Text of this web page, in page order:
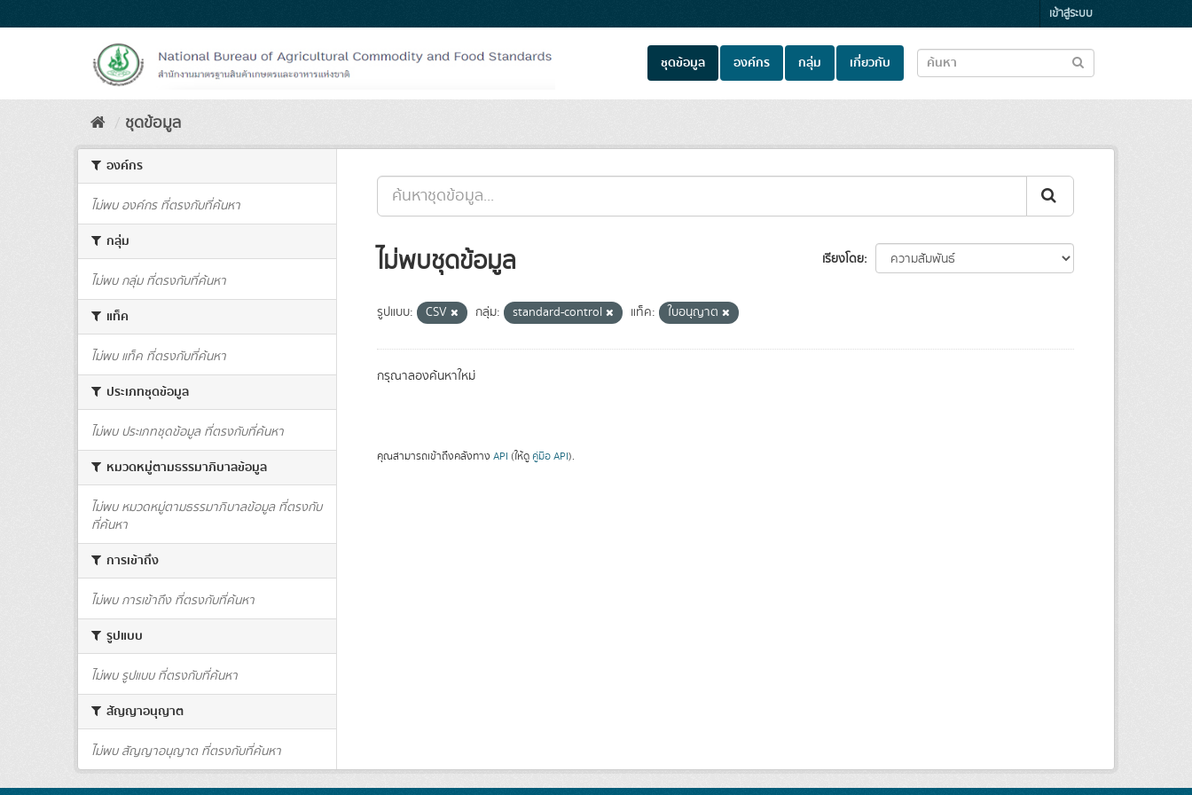
to
เข้าสู่ระบบ
ชุดข้อมูล องค์กร กลุ่ม เกี่ยวกับ
ชุดข้อมูล
องค์กร
ไม่พบ องค์กร ที่ตรงกับที่ค้นหา
กลุ่ม
ไม่พบ กลุ่ม ที่ตรงกับที่ค้นหา
แท็ค
ไม่พบ แท็ค ที่ตรงกับที่ค้นหา
ประเภทชุดข้อมูล
ไม่พบ ประเภทชุดข้อมูล ที่ตรงกับที่ค้นหา
หมวดหมู่ตามธรรมาภิบาลข้อมูล
ไม่พบ หมวดหมู่ตามธรรมาภิบาลข้อมูล ที่ตรงกับ
ที่ค้นหา
การเข้าถึง
ไม่พบ การเข้าถึง ที่ตรงกับที่ค้นหา
รูปแบบ
ไม่พบ รูปแบบ ที่ตรงกับที่ค้นหา
สัญญาอนุญาต
ไม่พบ สัญญาอนุญาต ที่ตรงกับที่ค้นหา
เรียงโดย
ไม่พบชุดข้อมูล
รูปแบบ: CSV กลุ่ม: standard-control แท็ค: ใบอนุญาต
กรุณาลองค้นหาใหม่
คุณสามารถเข้าถึงคลังทาง API (ให้ดู คู่มือ API).